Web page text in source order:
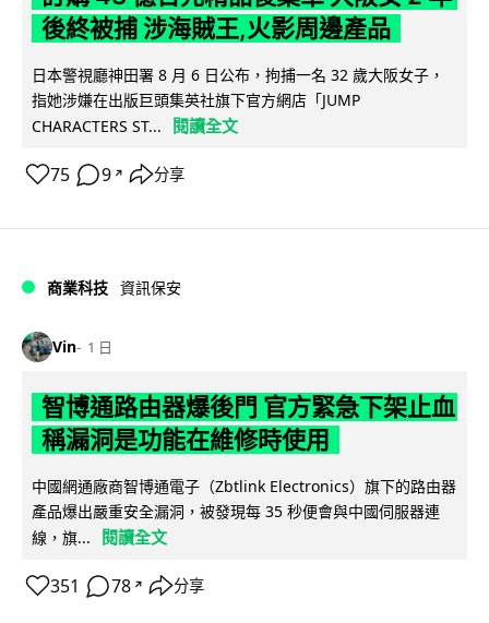
後終被捕 涉海賊王,火影周邊產品
日本警視廳神田署 8 月 6 日公布，拘捕一名 32 歲大阪女子，
指她涉嫌在出版巨頭集英社旗下官方網店「JUMP
CHARACTERS ST...
閱讀全文
75 9 ↗ 分享
商業科技 資訊保安
Vin 1 日
智博通路由器爆後門 官方緊急下架止血
稱漏洞是功能在維修時使用
中國網通廠商智博通電子（Zbtlink Electronics）旗下的路由器
產品爆出嚴重安全漏洞，被發現每 35 秒便會與中國伺服器連
線，旗...
閱讀全文
351 78 ↗ 分享